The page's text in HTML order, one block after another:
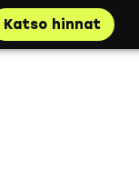
Katso hinnat